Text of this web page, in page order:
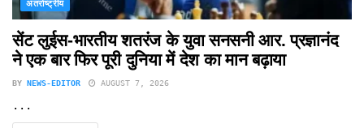
अंतर्राष्ट्रीय
सेंट लुईस-भारतीय शतरंज के युवा सनसनी आर. प्रज्ञानंद
ने एक बार फिर पूरी दुनिया में देश का मान बढ़ाया
BY NEWS-EDITOR AUGUST 7, 2026
...